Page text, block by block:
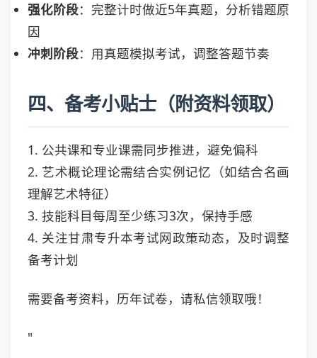
强化阶段：完整计时做近5年真题，分析错题原
因
冲刺阶段：用真题模拟考试，调整答题节奏
四、备考小贴士（附资料领取）
1. 公共课和专业课需同步推进，避免偏科
2. 艺术概论理论需结合实例记忆（如结合名画
理解艺术特征）
3. 技能科目每周至少练习3次，保持手感
4. 关注甘肃专升本考试网政策动态，及时调整
备考计划
需要备考资料，历年试卷，请私信领取哦！
"